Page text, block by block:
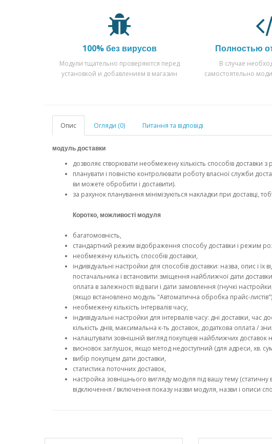
100% без вирусов
Модули тщательно проверяются перед
установкой и добавлением в магазин
Полностью
В случае
самостоятельно
Опис Огляди (0) Питання та відповіді
модуль доставки
дозволяє створювати необмежену кількість способів доставки
планувати і повністю контролювати роботу власної служби
ви можете обробити і доставити).
за рахунок планування мінімізуються накладки при доставці,
Коротко, можливості модуля
багатомовність,
стандартний режим відображення способу доставки і режим
необмежену кількість способів доставки,
індивідуальні настройки для способів доставки: назва, опис і
постачальника і встановити зміщення найближчої дати
оплата в залежності від ваги і дати замовлення (гнучкі
(якщо встановлено модуль "Автоматична обробка прайс-листів"),
необмежену кількість інтервалів часу,
індивідуальні настройки для інтервалів часу: дні доставки,
кількість днів, максимальна к-ть доставок, додаткова оплата /
налаштувати зовнішній вигляд покупцеві найближчих доставок
висновок заглушок, якщо метод недоступний (для адреси, хв.
вибір покупцем дати доставки,
статистика поточних доставок,
настройка зовнішнього вигляду модуля під вашу тему
відключення / включення показу назви модуля, назви і описи